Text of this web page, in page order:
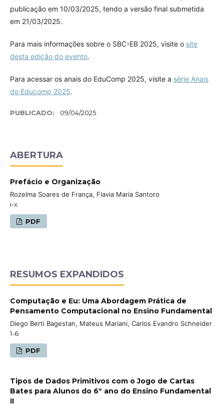
publicação em 10/03/2025, tendo a versão final submetida
em 21/03/2025.
Para mais informações sobre o SBC-EB 2025, visite o site
desta edição do evento.
Para acessar os anais do EduComp 2025, visite a série Anais
do Educomp 2025.
PUBLICADO: 09/04/2025
ABERTURA
Prefácio e Organização
Rozelma Soares de França, Flavia Maria Santoro
i-x
PDF
RESUMOS EXPANDIDOS
Computação e Eu: Uma Abordagem Prática de
Pensamento Computacional no Ensino Fundamental
Diego Berti Bagestan, Mateus Mariani, Carlos Evandro Schneider
1-6
PDF
Tipos de Dados Primitivos com o Jogo de Cartas
Bates para Alunos do 6º ano do Ensino Fundamental
II